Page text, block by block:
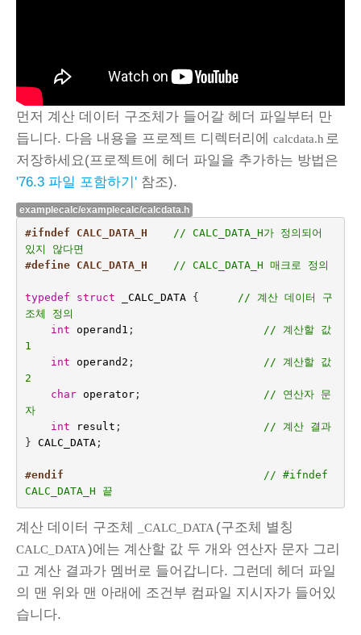
먼저 계산 데이터 구조체가 들어갈 헤더 파일부터 만
듭니다. 다음 내용을 프로젝트 디렉터리에 calcdata.h 로
저장하세요(프로젝트에 헤더 파일을 추가하는 방법은
'76.3 파일 포함하기' 참조).
examplecalc/examplecalc/calcdata.h
#ifndef CALC_DATA_H // CALC_DATA_H가 정의되어
있지 않다면
#define CALC_DATA_H
// CALC_DATA_H 매크로 정의
typedef struct _CALC_DATA {
// 계산 데이터 구
조체 정의
int
operand1 ; // 계산할 값
1
int
operand2 ;
// 계산할 값
2
char
operator;
// 연산자 문
자
int
result ;
// 계산 결과
} CALC_DATA;
#endif // #ifndef
CALC_DATA_H 끝
계산 데이터 구조체 _CALC_DATA (구조체 별칭
CALC_DATA )에는 계산할 값 두 개와 연산자 문자 그리
고 계산 결과가 멤버로 들어갑니다. 그런데 헤더 파일
의 맨 위와 맨 아래에 조건부 컴파일 지시자가 들어있
습니다.